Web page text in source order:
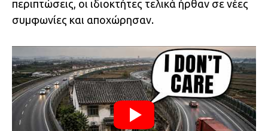
περιπτώσεις, οι ιδιοκτήτες τελικά ήρθαν σε νέες
συμφωνίες και αποχώρησαν.